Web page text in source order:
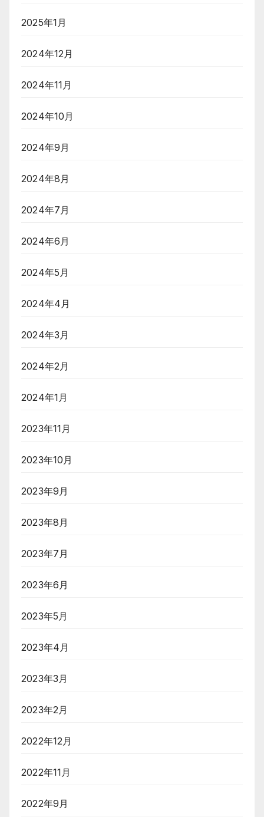
2025年1月
2024年12月
2024年11月
2024年10月
2024年9月
2024年8月
2024年7月
2024年6月
2024年5月
2024年4月
2024年3月
2024年2月
2024年1月
2023年11月
2023年10月
2023年9月
2023年8月
2023年7月
2023年6月
2023年5月
2023年4月
2023年3月
2023年2月
2022年12月
2022年11月
2022年9月